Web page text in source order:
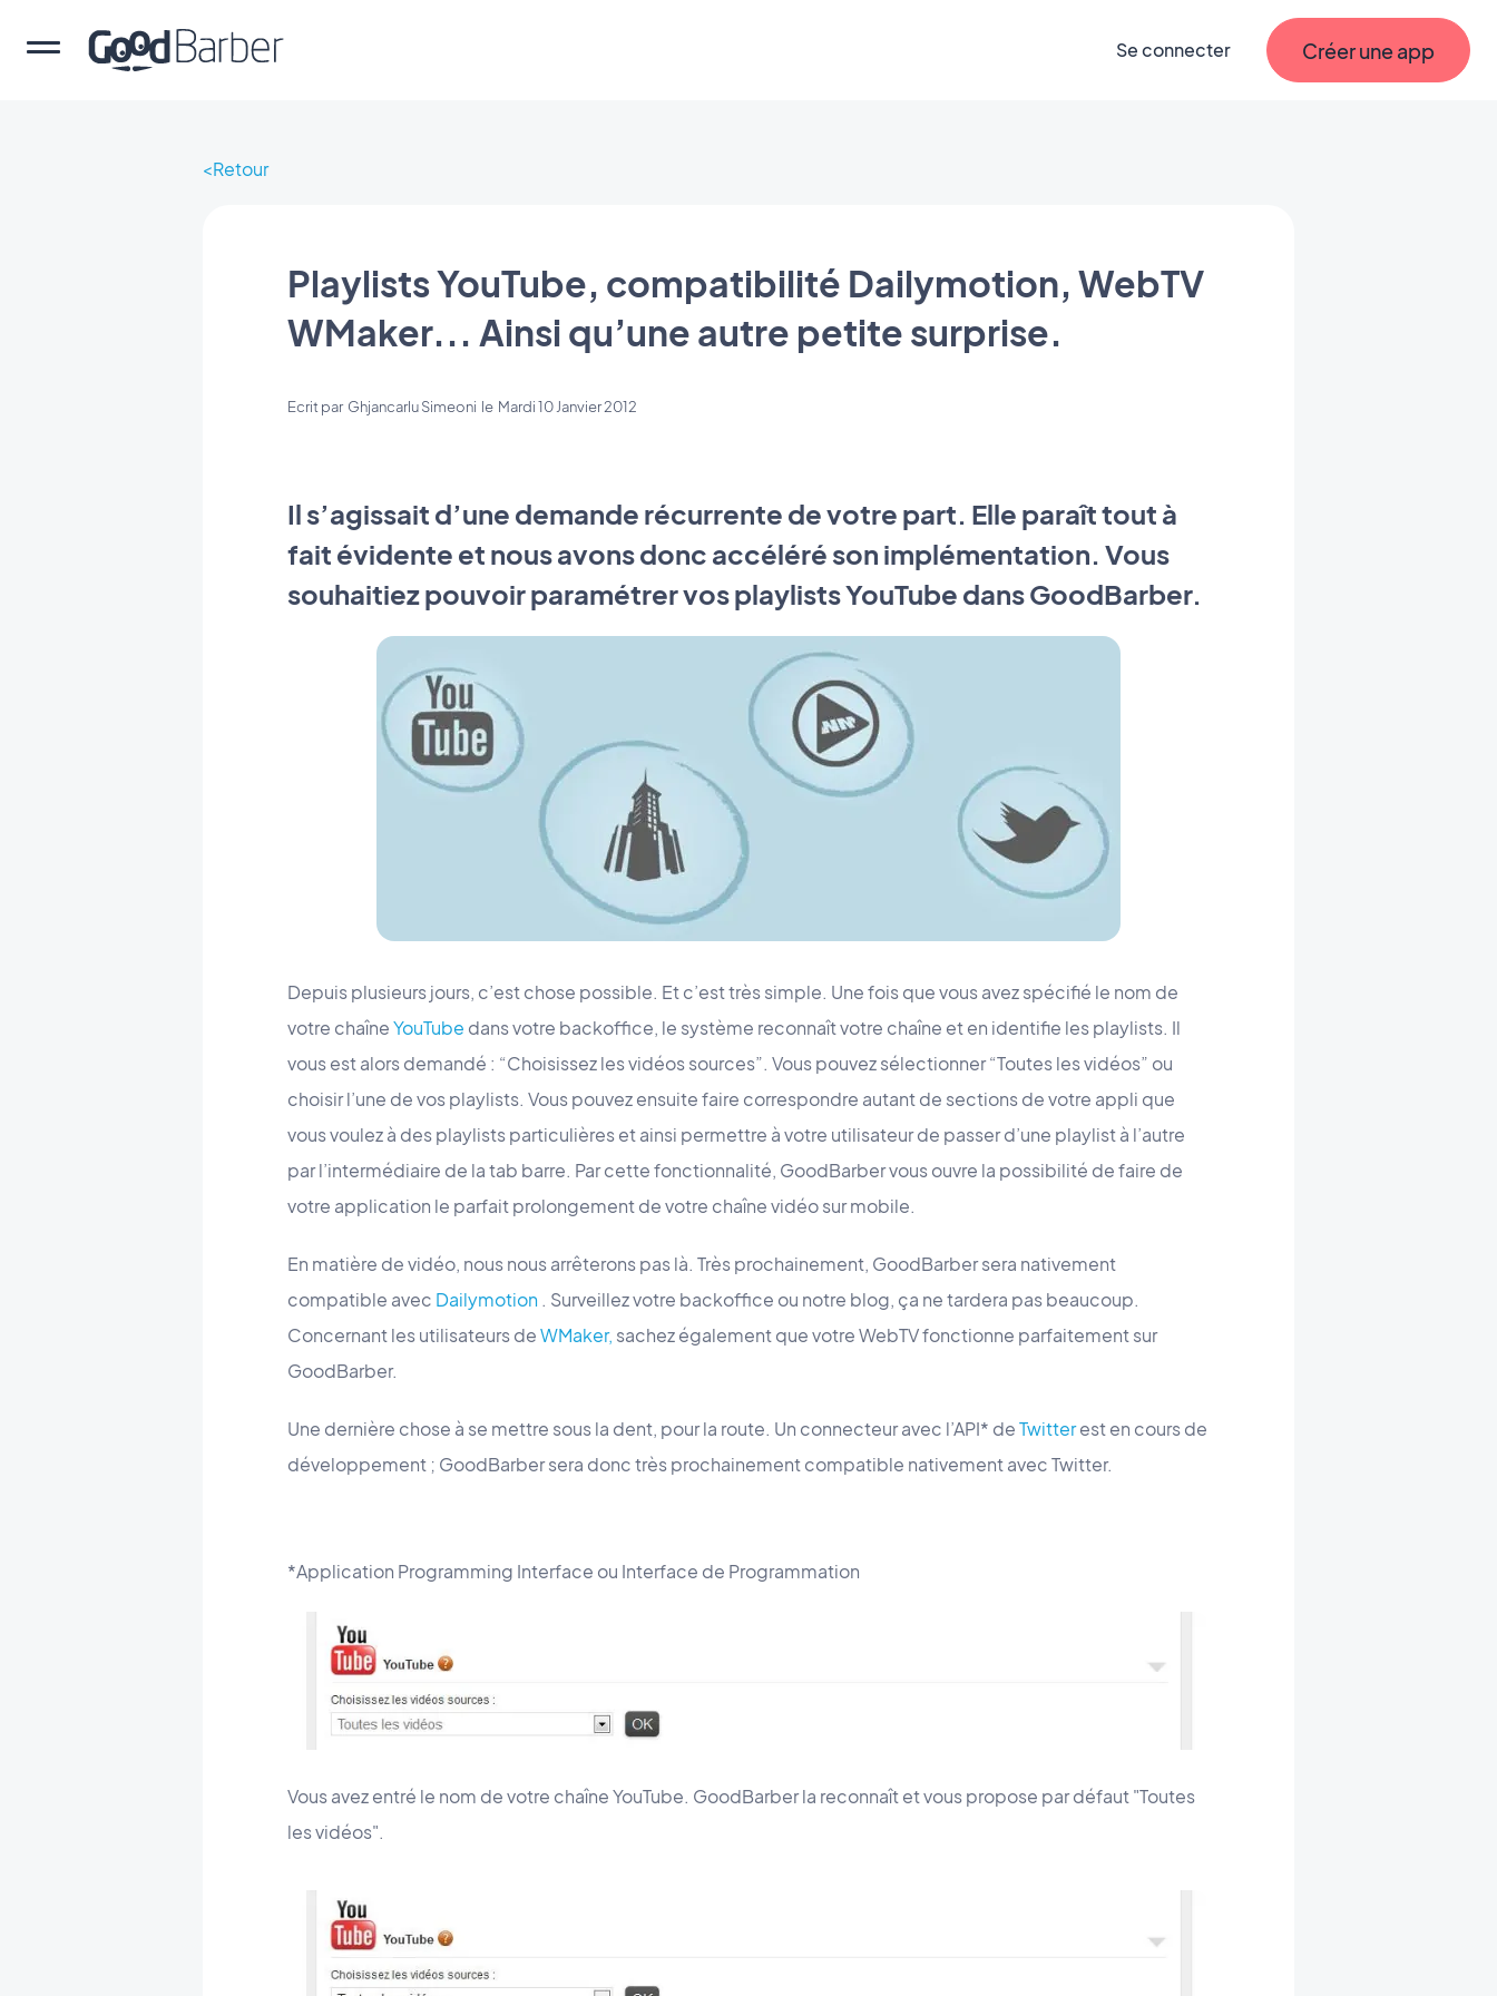
Se connecter Créer une app
Retour
Playlists YouTube, compatibilité Dailymotion, WebTV
WMaker... Ainsi qu’une autre petite surprise.
Ecrit par Ghjancarlu Simeoni le Mardi 10 Janvier 2012
Il s’agissait d’une demande récurrente de votre part. Elle paraît tout à
fait évidente et nous avons donc accéléré son implémentation. Vous
souhaitiez pouvoir paramétrer vos playlists YouTube dans GoodBarber.
Depuis plusieurs jours, c’est chose possible. Et c’est très simple. Une fois que vous avez spécifié le nom de
votre chaîneYouTube dans votre backoffice, le système reconnaît votre chaîne et en identifie les playlists. Il
vous est alors demandé : “Choisissez les vidéos sources”. Vous pouvez sélectionner “Toutes les vidéos” ou
choisir l’une de vos playlists. Vous pouvez ensuite faire correspondre autant de sections de votre appli que
vous voulez à des playlists particulières et ainsi permettre à votre utilisateur de passer d’une playlist à l’autre
par l’intermédiaire de la tab barre. Par cette fonctionnalité, GoodBarber vous ouvre la possibilité de faire de
votre application le parfait prolongement de votre chaîne vidéo sur mobile.
En matière de vidéo, nous nous arrêterons pas là. Très prochainement, GoodBarber sera nativement
compatible avec Dailymotion . Surveillez votre backoffice ou notre blog, ça ne tardera pas beaucoup.
Concernant les utilisateurs deWMaker, sachez également que votre WebTV fonctionne parfaitement sur
GoodBarber.
Une dernière chose à se mettre sous la dent, pour la route. Un connecteur avec l’API* deTwitterest en cours de
développement ; GoodBarber sera donc très prochainement compatible nativement avec Twitter.
*Application Programming Interface ou Interface de Programmation
Vous avez entré le nom de votre chaîne YouTube. GoodBarber la reconnaît et vous propose par défaut "Toutes
les vidéos".